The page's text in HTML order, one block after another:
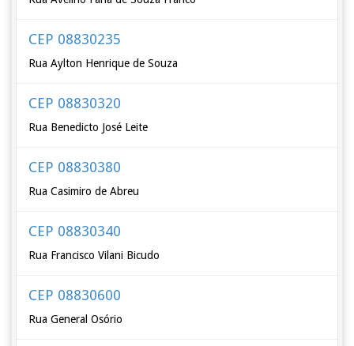
CEP 08830235
Rua Aylton Henrique de Souza
CEP 08830320
Rua Benedicto José Leite
CEP 08830380
Rua Casimiro de Abreu
CEP 08830340
Rua Francisco Vilani Bicudo
CEP 08830600
Rua General Osório